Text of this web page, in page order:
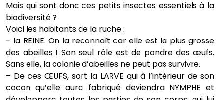
Mais qui sont donc ces petits insectes essentiels à la
biodiversité ?
Voici les habitants de la ruche :
– la REINE. On la reconnaît car elle est la plus grosse
des abeilles ! Son seul rôle est de pondre des œufs.
Sans elle, la colonie d’abeilles ne peut pas survivre.
– De ces ŒUFS, sort la LARVE qui à l’intérieur de son
cocon qu’elle aura fabriqué deviendra NYMPHE et